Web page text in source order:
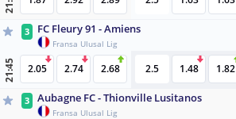
3 FC Fleury 91 - Amiens
Fransa Ulusal Lig
21:45 2.05 2.74 2.68 2.5 1.48 1.82
3 Aubagne FC - Thionville Lusitanos
Fransa Ulusal Lig